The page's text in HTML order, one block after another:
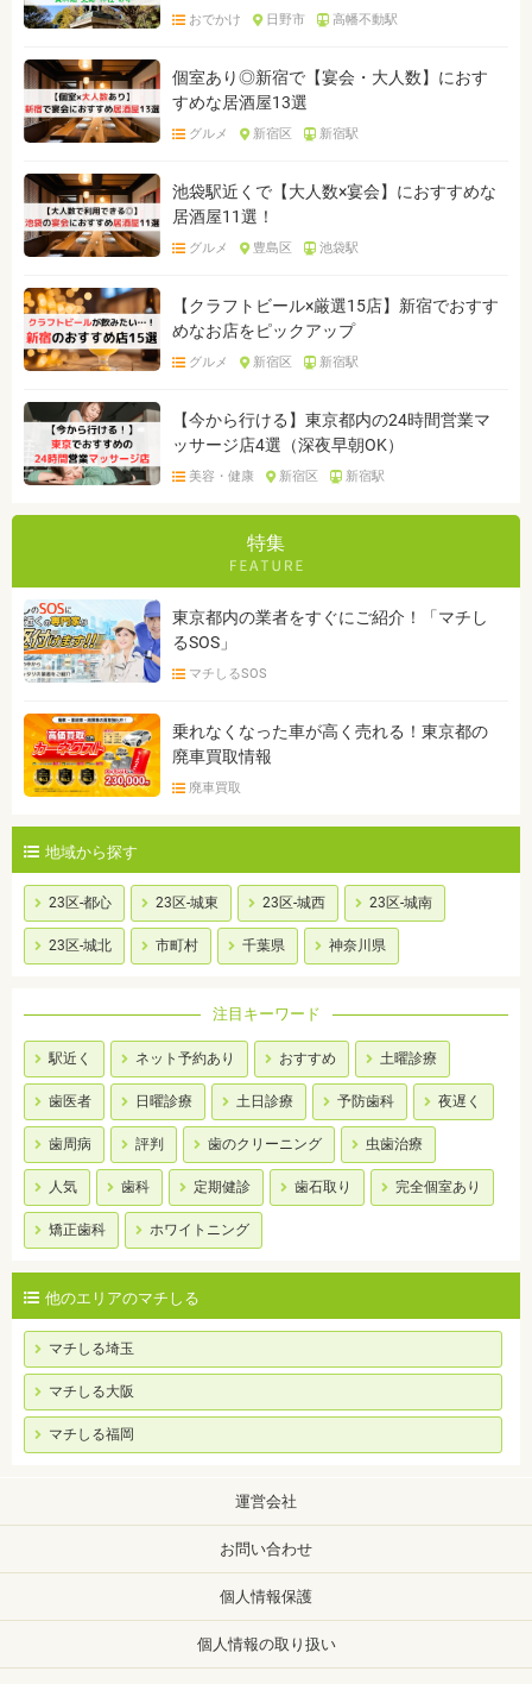
おでかけ 日野市 高幡不動駅
個室あり◎新宿で【宴会・大人数】におす
すめな居酒屋13選
グルメ 新宿区 新宿駅
池袋駅近くで【大人数×宴会】におすすめな
居酒屋11選！
グルメ 豊島区 池袋駅
【クラフトビール×厳選15店】新宿でおすす
めなお店をピックアップ
グルメ 新宿区 新宿駅
【今から行ける】東京都内の24時間営業マ
ッサージ店4選（深夜早朝OK）
美容・健康 新宿区 新宿駅
特集
東京都内の業者をすぐにご紹介！「マチし
るSOS」
マチしるSOS
乗れなくなった車が高く売れる！東京都の
廃車買取情報
廃車買取
地域から探す
23区-都心 23区-城東 23区-城西 23区-城南
23区-城北 市町村 千葉県 神奈川県
注目キーワード
駅近く ネット予約あり おすすめ 土曜診療
歯医者 日曜診療 土日診療 予防歯科 夜遅く
歯周病 評判 歯のクリーニング 虫歯治療
人気 歯科 定期健診 歯石取り 完全個室あり
矯正歯科 ホワイトニング
他のエリアのマチしる
マチしる埼玉
マチしる大阪
マチしる福岡
運営会社
お問い合わせ
個人情報保護
個人情報の取り扱い